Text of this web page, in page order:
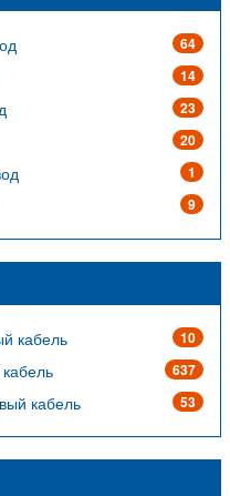
64
14
23
20
1
9
10
кабель
637
53
кабель